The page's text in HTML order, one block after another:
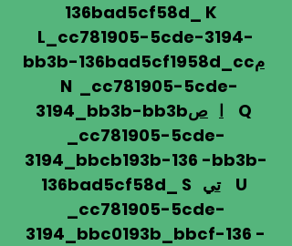
136bad5cf58d_ K
L_cc781905-5cde-3194-
bb3b-136bad5cf1958d_ccم
N _cc781905-5cde-
3194_bb3b-bb3b
ا ص
Q
_cc781905-5cde-
3194_bbcb193b-136 -bb3b-
136bad5cf58d_ S تيU
_cc781905-5cde-
3194_bbc0193b_bbcf-136 -